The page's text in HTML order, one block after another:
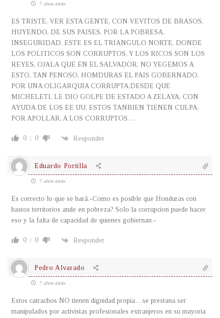
7 años atrás
ES TRISTE, VER ESTA GENTE, CON VEVITOS DE BRASOS,
HUYENDO, DE SUS PAISES, POR LA POBRESA,
INSEGURIDAD, ESTE ES EL TRIANGULO NORTE, DONDE
LOS POLITICOS SON CORRUPTOS, Y LOS RICOS SON LOS
REYES, OJALA QUE EN EL SALVADOR, NO YEGEMOS A
ESTO, TAN PENOSO, HOMDURAS EL PAIS GOBERNADO,
POR UNA OLIGARQUIA CORRUPTA,DESDE QUE
MICHELETI, LE DIO GOLPE DE ESTADO A ZELAYA, CON
AYUDA DE LOS EE UU, ESTOS TANBIEN TIENEN CULPA,
POR APOLLAR, A LOS CORRUPTOS…
0 0 Responder
Eduardo Portilla
7 años atrás
Es correcto lo que se hará.-Como es posible que Honduras con
bastos territorios ande en pobreza? Solo la corrupcion puede hacer
eso y la falta de capacidad de quienes gobiernan.-
0 0 Responder
Pedro Alvarado
7 años atrás
Estos catrachos NO tienen dignidad propia…se prestana ser
manipulados por activistas profesionales extranjeros en su mayoria